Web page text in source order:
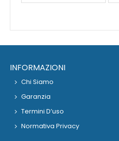
INFORMAZIONI
Chi Siamo
Garanzia
Termini D’uso
Normativa Privacy